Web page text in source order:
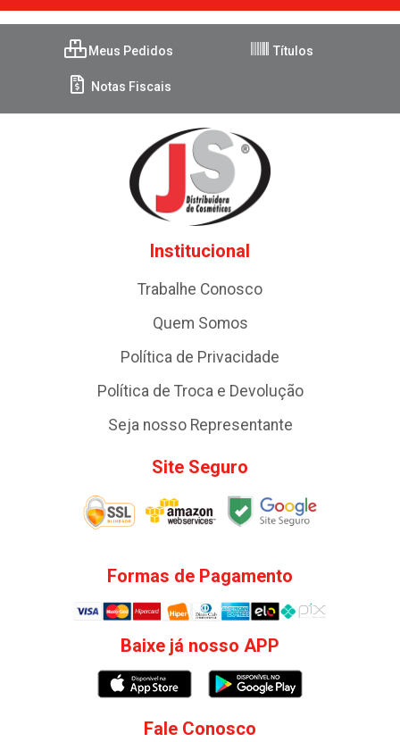
Meus Pedidos Títulos
Notas Fiscais
Institucional
Trabalhe Conosco
Quem Somos
Política de Privacidade
Política de Troca e Devolução
Seja nosso Representante
Site Seguro
Formas de Pagamento
Baixe já nosso APP
Fale Conosco